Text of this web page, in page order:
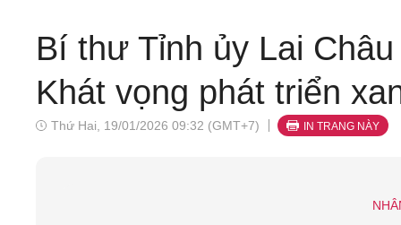
Bí thư Tỉnh ủy Lai
Khát vọng phát triển
Thứ Hai, 19/01/2026 09:32 (GMT+7) IN TRANG NÀY